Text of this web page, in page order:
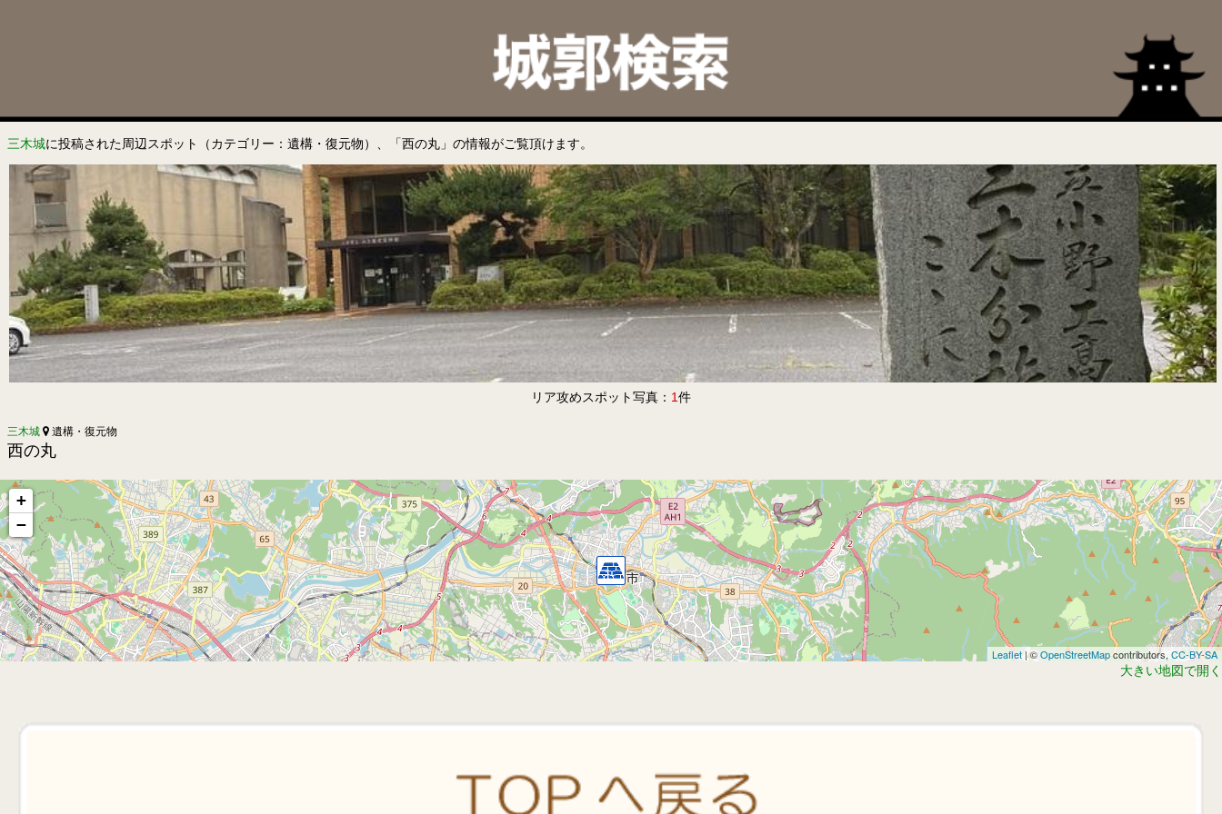
三木城に投稿された周辺スポット（カテゴリー：遺構・復元物）、「西の丸」の情報がご覧頂けます。
リア攻めスポット写真： 1件
三木城 遺構・復元物
西の丸
+
−
Leaflet | ©OpenStreetMapcontributors,CC-BY-SA
大きい地図で開く